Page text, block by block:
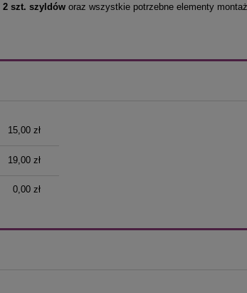
2 szt. szyldów oraz wszystkie potrzebne elementy
15,00 zł
19,00 zł
0,00 zł